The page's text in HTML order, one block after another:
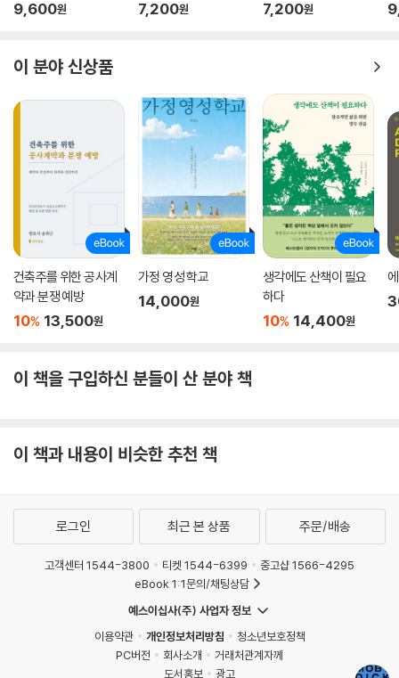
9,600원
호
7,200원 7,200원
이 분야 신상품
건축주를 위한 공사계
약과 분쟁 예방
10% 13,500원
가정 영성 학교
14,000원
생각에도 산책이 필요
하다
10% 14,400원
이 책을 구입하신 분들이 산 분야 책
이 책과 내용이 비슷한 추천 책
로그인 최근 본 상품 주문/배송
고객센터 1544-3800 티켓 1544-6399
중고샵 1566-4295
eBook 1:1문의/채팅상담
예스이십사(주) 사업자 정보
이용약관
개인정보처리방침
청소년보호정책
PC버전
회사소개
거래처관계자께
도서홍보
광고